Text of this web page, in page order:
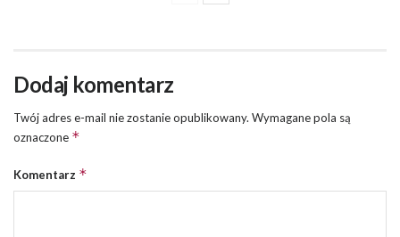
Dodaj komentarz
Twój adres e-mail nie zostanie opublikowany. Wymagane pola są
oznaczone *
Komentarz *